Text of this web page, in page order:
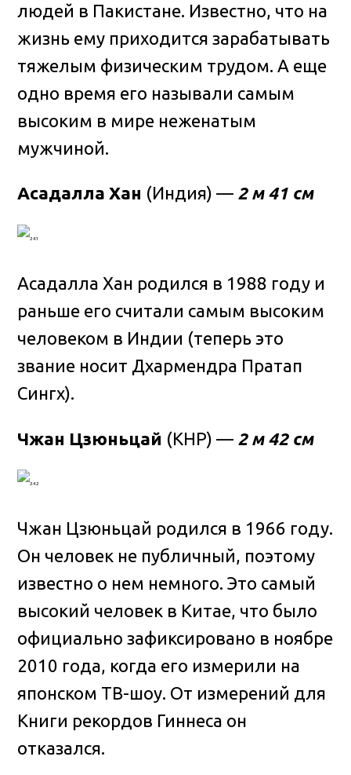
людей в Пакистане. Известно, что на
жизнь ему приходится зарабатывать
тяжелым физическим трудом. А еще
одно время его называли самым
высоким в мире неженатым
мужчиной.
Асадалла Хан (Индия) — 2 м 41 см
Асадалла Хан родился в 1988 году и
раньше его считали самым высоким
человеком в Индии (теперь это
звание носит Дхармендра Пратап
Сингх).
Чжан Цзюньцай (КНР) — 2 м 42 см
Чжан Цзюньцай родился в 1966 году.
Он человек не публичный, поэтому
известно о нем немного. Это самый
высокий человек в Китае, что было
официально зафиксировано в ноябре
2010 года, когда его измерили на
японском ТВ-шоу. От измерений для
Книги рекордов Гиннеса он
отказался.